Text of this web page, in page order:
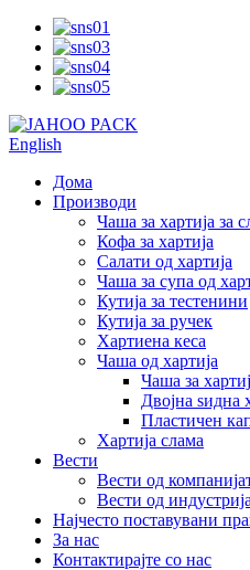
English
Дома
Производи
Чаша за хартија за
Кофа за хартија
Салати од хартија
Чаша за супа од
Кутија за тестенини
Кутија за ручек
Хартиена кеса
Чаша од хартија
Чаша за
Двојна ѕидна
Пластичен
Хартија слама
Вести
Вести од
Вести од
Најчесто поставувани
За нас
Контактирајте со нас